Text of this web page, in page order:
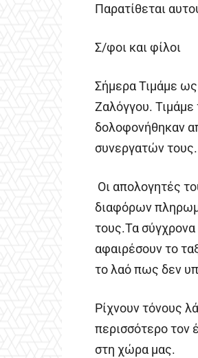
Παρατίθεται
Σ/φοι και φίλοι
Σήμερα Τιμάμε
Ζαλόγγου.
δολοφονήθηκαν
συνεργατών τους.
Οι απολογητές
διαφόρων
τους.Τα σύγχρονα
αφαιρέσουν το
το λαό πως δεν
Ρίχνουν τόνους
περισσότερο τον
στη χώρα μας.